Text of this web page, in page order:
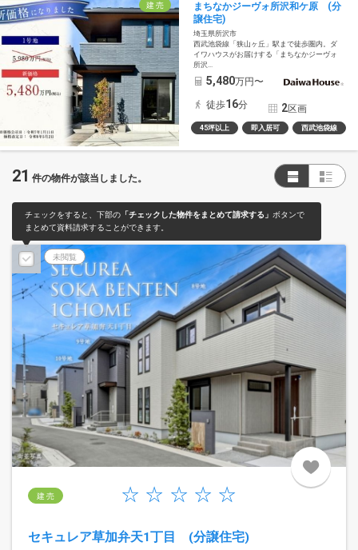
建 売
まちなかジーヴォ所沢和ケ原 (分
譲住宅)
埼玉県所沢市
西武池袋線「狭山ヶ丘」駅まで徒歩圏内。ダ
イワハウスがお届けする「まちなかジーヴォ
所沢...
5,480万円〜
徒歩16分 2区画
45坪以上 即入居可 西武池袋線
21 件の物件が該当しました。
チェックをすると、下部の 「チェックした物件をまとめて請求する」 ボタンで
まとめて資料請求することができます。
未閲覧
建 売
セキュレア草加弁天1丁目 (分譲住宅)